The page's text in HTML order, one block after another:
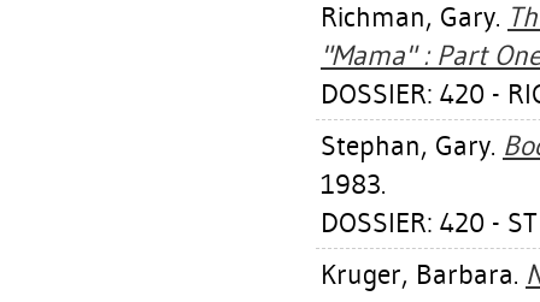
Richman, Gary.
"Mama" : Part
DOSSIER: 420 -
Stephan, Gary.
1983.
DOSSIER: 420 -
Kruger, Barbara.